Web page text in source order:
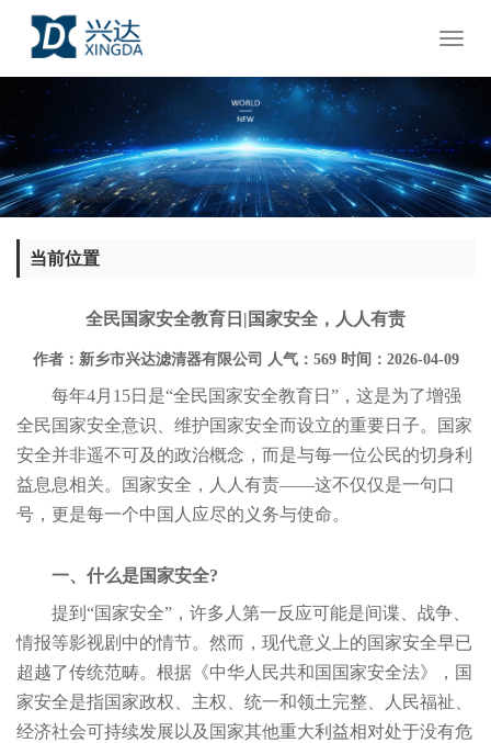
当前位置
全民国家安全教育日|国家安全，人人有责
作者：新乡市兴达滤清器有限公司 人气：569 时间：2026-04-09
每年4月15日是“全民国家安全教育日”，这是为了增强
全民国家安全意识、维护国家安全而设立的重要日子。国家
安全并非遥不可及的政治概念，而是与每一位公民的切身利
益息息相关。国家安全，人人有责——这不仅仅是一句口
号，更是每一个中国人应尽的义务与使命。
一、什么是国家安全?
提到“国家安全”，许多人第一反应可能是间谍、战争、
情报等影视剧中的情节。然而，现代意义上的国家安全早已
超越了传统范畴。根据《中华人民共和国国家安全法》，国
家安全是指国家政权、主权、统一和领土完整、人民福祉、
经济社会可持续发展以及国家其他重大利益相对处于没有危